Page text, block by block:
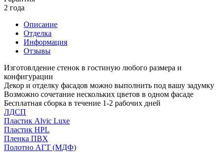
2 года
Описание
Отделка
Информация
Отзывы
Изготовлдение стенок в гостиную любого размера и
конфигурации
Декор и отделку фасадов можно выполнить под вашу задумку
Возможно сочетание нескольких цветов в одном фасаде
Бесплатная сборка в течение 1-2 рабочих дней
ЛДСП
Пластик Alvic Luxe
Пластик HPL
Пленка ПВХ
Полотно АГТ (МДФ)